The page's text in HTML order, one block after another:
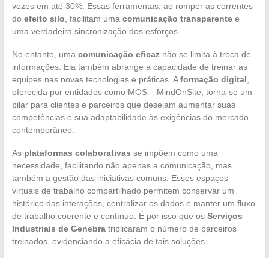
vezes em até 30%. Essas ferramentas, ao romper as correntes
do efeito silo , facilitam uma comunicação transparentee
uma verdadeira sincronização dos esforços.
No entanto, uma comunicação eficaznão se limita à troca de
informações. Ela também abrange a capacidade de treinar as
equipes nas novas tecnologias e práticas. Aformação digital
oferecida por entidades como MOS – MindOnSite, torna-se um
pilar para clientes e parceiros que desejam aumentar suas
competências e sua adaptabilidade às exigências do mercado
contemporâneo.
As plataformas colaborativas se impõem como uma
necessidade, facilitando não apenas a comunicação, mas
também a gestão das iniciativas comuns. Esses espaços
virtuais de trabalho compartilhado permitem conservar um
histórico das interações, centralizar os dados e manter um fluxo
de trabalho coerente e contínuo. É por isso que os Serviços
Industriais de Genebratriplicaram o número de parceiros
treinados, evidenciando a eficácia de tais soluções.